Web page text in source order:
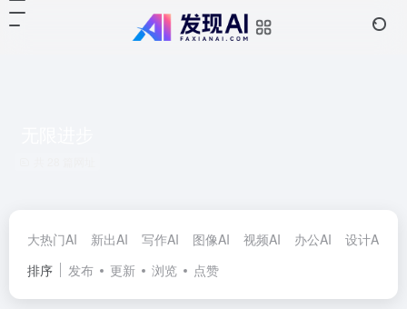
大热门AI 新出AI 写作AI 图像AI 视频AI 办公AI 设计AI
排序
发布 更新 浏览 点赞